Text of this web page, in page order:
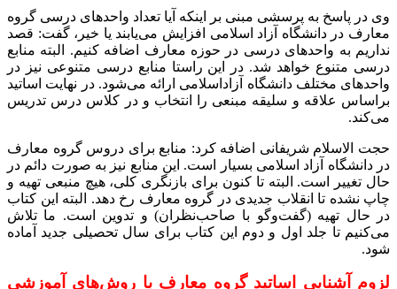
وی در پاسخ به پرسشی مبنی بر اینکه آیا تعداد واحدهای درسی گروه
معارف در دانشگاه آزاد اسلامی افزایش می‌یابند یا خیر، گفت: قصد
نداریم به واحدهای درسی در حوزه معارف اضافه کنیم. البته منابع
درسی متنوع خواهد شد. در این راستا منابع درسی متنوعی نیز در
واحدهای مختلف دانشگاه آزاداسلامی ارائه می‌شود. در نهایت اساتید
براساس علاقه و سلیقه مبنعی را انتخاب و در کلاس درس تدریس
می‌کند.
حجت الاسلام شریفانی اضافه کرد: منابع برای دروس گروه معارف
در دانشگاه آزاد اسلامی بسیار است. این منابع نیز به صورت دائم در
حال تغییر است. البته تا کنون برای بازنگری کلی، هیچ منبعی تهیه و
چاپ نشده تا انقلاب جدیدی در گروه معارف رخ دهد. البته این کتاب
در حال تهیه (گفت‌وگو با صاحب‌نظران) و تدوین است. ما تلاش
می‌کنیم تا جلد اول و دوم این کتاب برای سال تحصیلی جدید آماده
شود.
لزوم آشنایی اساتید گروه معارف با روش‌های آموزشی